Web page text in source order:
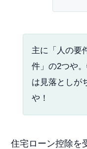
主に「人の要
件」の2つや
は見落としが
や！
住宅ローン控除を